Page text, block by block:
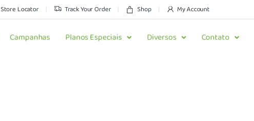
Store Locator Track Your Order Shop My Account
Campanhas Planos Especiais Diversos Contato